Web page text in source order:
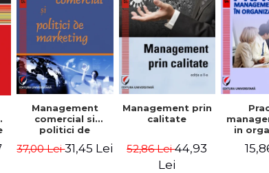
Management
comercial si
politici de
37,00 Lei31,45 Lei
Management prin
calitate
52,86 Lei44,93
Lei
in